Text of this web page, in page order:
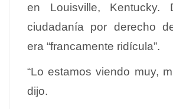
en Louisville, Kentucky.
ciudadanía por derecho
era “francamente ridícula”.
“Lo estamos viendo muy,
dijo.